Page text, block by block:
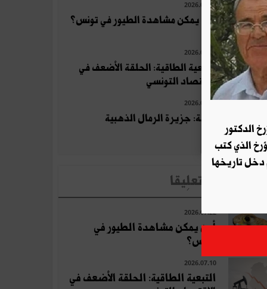
2026.07.22
أين يمكن مشاهدة الطيور في تونس؟
2026.07.10
التبعية الطاقية: الحلقة الأضعف في
الاقتصاد التونسي
2026.07.23
جربة: جزيرة الرمال الذهبية
الأخبار الأكثر تعلِيقا
2026.07.22
أين يمكن مشاهدة الطيور في
تونس؟
2026.07.10
التبعية الطاقية: الحلقة الأضعف في
الدكتور
الذي كتب
دخل تاريخها